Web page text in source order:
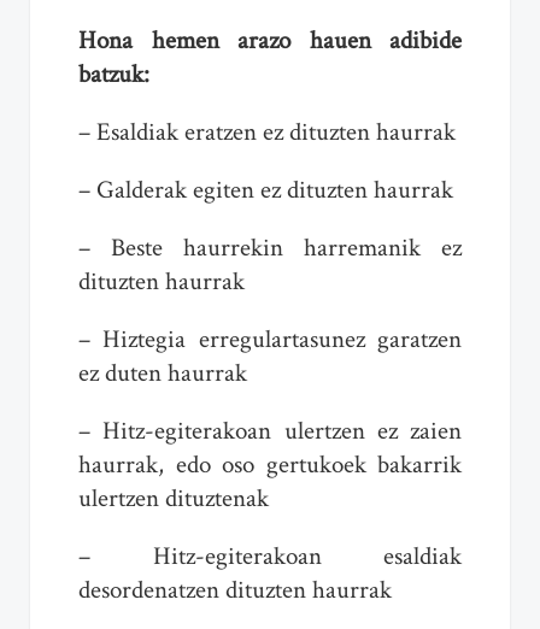
Hona hemen arazo hauen adibide
batzuk:
– Esaldiak eratzen ez dituzten haurrak
– Galderak egiten ez dituzten haurrak
– Beste haurrekin harremanik ez
dituzten haurrak
– Hiztegia erregulartasunez garatzen
ez duten haurrak
– Hitz-egiterakoan ulertzen ez zaien
haurrak, edo oso gertukoek bakarrik
ulertzen dituztenak
– Hitz-egiterakoan esaldiak
desordenatzen dituzten haurrak